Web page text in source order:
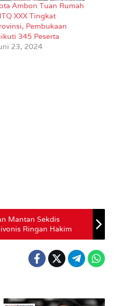
Ambon Tuan Rumah
XXX Tingkat
Pembukaan
345 Peserta
23, 2024
Mantan Sekdis
Ringan Hakim